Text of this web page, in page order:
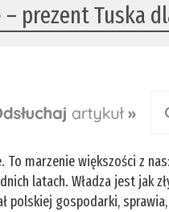
prezent Tuska
marzenie większości z
latach. Władza jest jak
polskiej gospodarki,